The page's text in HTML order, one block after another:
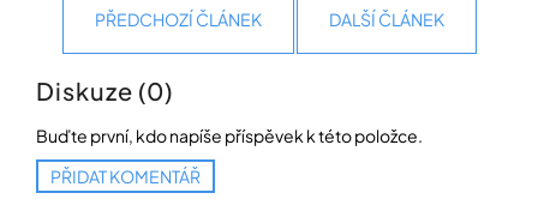
PŘEDCHOZÍ ČLÁNEK DALŠÍ ČLÁNEK
Diskuze (0)
Buďte první, kdo napíše příspěvek k této položce.
PŘIDAT KOMENTÁŘ